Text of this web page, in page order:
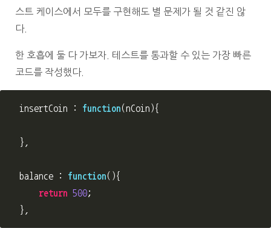
스트 케이스에서 모두를 구현해도 별 문제가 될 것 같진 않
다.
한 호흡에 둘 다 가보자. 테스트를 통과할 수 있는 가장 빠른
코드를 작성했다.
insertCoin : function(nCoin ){
},
balance : function(){
return 500;
},